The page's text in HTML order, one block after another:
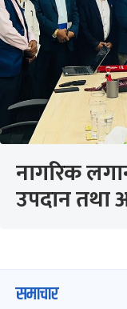
नागरिक
उपदान तथा
समाचार